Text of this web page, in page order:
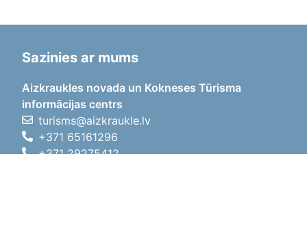
Sazinies ar mums
Aizkraukles novada un Kokneses Tūrisma
informācijas centrs
turisms@aizkraukle.lv
+371 65161296
+371 29275412